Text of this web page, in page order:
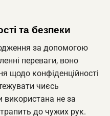
та безпеки
за допомогою
переваги, воно
щодо конфіденційності
чиєсь
використана не за
до чужих рук.